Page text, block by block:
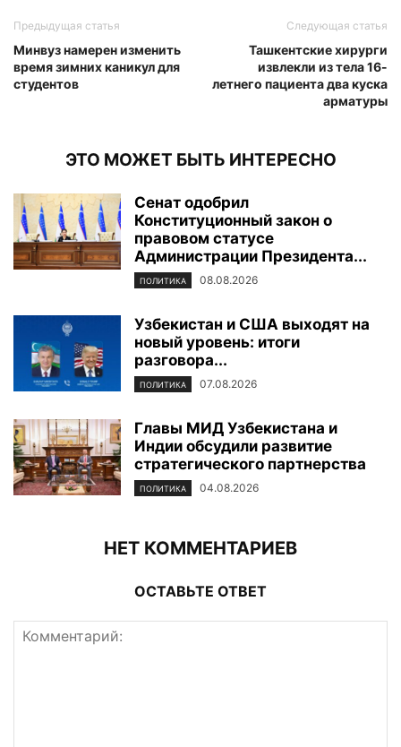
Предыдущая статья
Минвуз намерен изменить
время зимних каникул для
студентов
Следующая статья
Ташкентские хирурги
извлекли из тела 16-
летнего пациента два куска
арматуры
ЭТО МОЖЕТ БЫТЬ ИНТЕРЕСНО
Сенат одобрил
Конституционный закон о
правовом статусе
Администрации Президента...
ПОЛИТИКА 08.08.2026
Узбекистан и США выходят на
новый уровень: итоги
разговора...
ПОЛИТИКА 07.08.2026
Главы МИД Узбекистана и
Индии обсудили развитие
стратегического партнерства
ПОЛИТИКА 04.08.2026
НЕТ КОММЕНТАРИЕВ
ОСТАВЬТЕ ОТВЕТ